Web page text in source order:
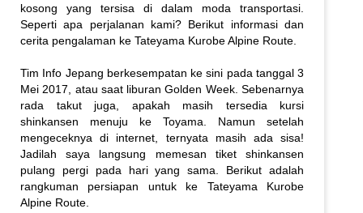
kosong yang tersisa di dalam moda transportasi.
Seperti apa perjalanan kami? Berikut informasi dan
cerita pengalaman ke Tateyama Kurobe Alpine Route.
Tim Info Jepang berkesempatan ke sini pada tanggal 3
Mei 2017, atau saat liburan Golden Week. Sebenarnya
rada takut juga, apakah masih tersedia kursi
shinkansen menuju ke Toyama. Namun setelah
mengeceknya di internet, ternyata masih ada sisa!
Jadilah saya langsung memesan tiket shinkansen
pulang pergi pada hari yang sama. Berikut adalah
rangkuman persiapan untuk ke Tateyama Kurobe
Alpine Route.